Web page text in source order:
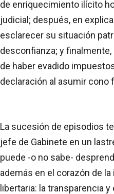
de enriquecimiento ilícito
judicial; después, en
esclarecer su situación
desconfianza; y
de haber evadido
declaración al asumir cono
La sucesión de episodios
jefe de Gabinete en un
puede -o no sabe-
además en el corazón de
libertaria: la transparencia